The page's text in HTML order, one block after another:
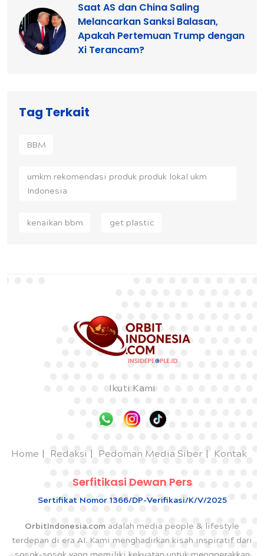
Saat AS dan China Saling
Melancarkan Sanksi Balasan,
Apakah Pertemuan Trump dengan
Xi Terancam?
Tag Terkait
BBM
umkm rekomendasi produk produk lokal ukm
Indonesia
kenaikan bbm get plastic
Ikuti Kami
Home Redaksi Pedoman Media Siber Kontak
Serfitikasi Dewan Pers
Sertifikat Nomor 1366/DP-Verifikasi/K/V/2025
OrbitIndonesia.com adalah media people & lifestyle
terdepan di era AI. Kami menghadirkan kisah inspiratif dari